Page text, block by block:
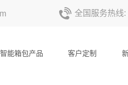
全国服务热线
智能箱包产品 客户定制